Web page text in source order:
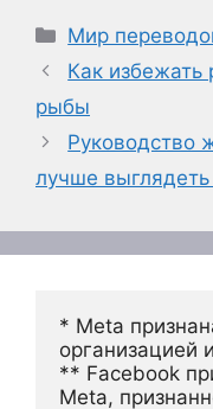
Рубрики
Мир
Как избежать
рыбы
Руководство
лучше
* Meta
организацией
** Facebook
Meta,